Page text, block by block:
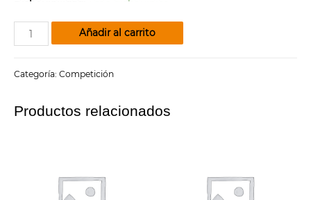
Entrada
Competición
8/12/21
Añadir al carrito
Categoría: Competición
Productos relacionados